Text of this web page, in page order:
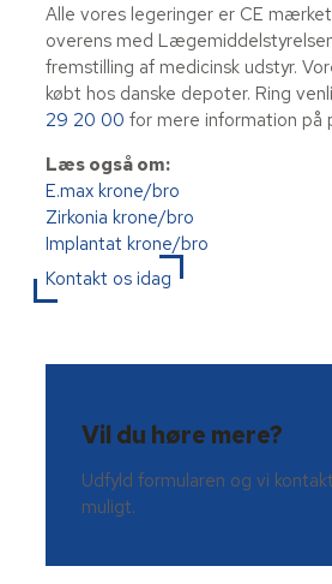
Alle vores legeringer er CE
overens med
fremstilling af medicinsk udstyr.
købt hos danske depoter. Ring
29 20 00 for mere information på
Læs også om:
E.max krone/bro
Zirkonia krone/bro
Implantat krone/bro
Kontakt os idag
Vil du høre mere?
Udfyld formularen og vi
muligt.